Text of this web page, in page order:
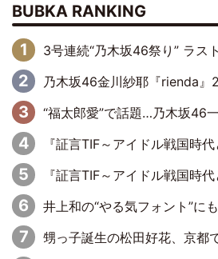
BUBKA RANKING
3号連続“乃木坂46祭り” ラストを飾るのは賀喜遥香…5年ぶりの登場に
乃木坂46金川紗耶『rienda』
“福太郎愛”で話題…乃木坂46一ノ瀬美空、地元福岡『め
『証言TIF～アイドル戦国時代とはなんだったのか～』第6回：でんぱ組.inc・古川未鈴×相沢梨紗「『ハロプロやりたかったな』
『証言TIF～アイドル戦国時代とはなんだったのか～』第11回：私立恵比寿中学・真山りか×安本彩花「TIFで10年ぶりの
井上和の“やる気フォント”にも注目 乃木坂46が挑
甥っ子誕生の松田好花、京都で“ふたつの家族”をはしご！ “母”黒